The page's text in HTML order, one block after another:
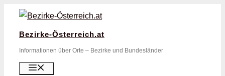
Zum
springen
Bezirke-Österreich.at
Informationen über Orte – Bezirke und Bundesländer